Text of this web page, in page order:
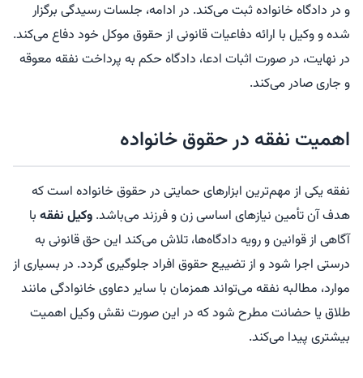
و در دادگاه خانواده ثبت می‌کند. در ادامه، جلسات رسیدگی برگزار
شده و وکیل با ارائه دفاعیات قانونی از حقوق موکل خود دفاع می‌کند.
در نهایت، در صورت اثبات ادعا، دادگاه حکم به پرداخت نفقه معوقه
و جاری صادر می‌کند.
اهمیت نفقه در حقوق خانواده
نفقه یکی از مهم‌ترین ابزارهای حمایتی در حقوق خانواده است که
هدف آن تأمین نیازهای اساسی زن و فرزند می‌باشد. وکیل نفقه با
آگاهی از قوانین و رویه دادگاه‌ها، تلاش می‌کند این حق قانونی به
درستی اجرا شود و از تضییع حقوق افراد جلوگیری گردد. در بسیاری از
موارد، مطالبه نفقه می‌تواند همزمان با سایر دعاوی خانوادگی مانند
طلاق یا حضانت مطرح شود که در این صورت نقش وکیل اهمیت
بیشتری پیدا می‌کند.